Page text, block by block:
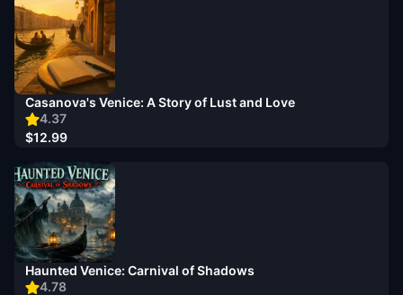
4.37
Casanova's Venice: A Story of Lust and Love
$12.99
4.78
Haunted Venice: Carnival of Shadows